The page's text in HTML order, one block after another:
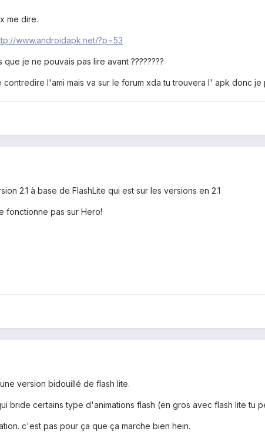
me dire.
www.androidapk.net/?p=53
je ne pouvais pas lire avant ????????
l'ami mais va sur le forum xda tu trouvera l' apk donc je
2.1 à base de FlashLite qui est sur les versions en 2.1
fonctionne pas sur Hero!
version bidouillé de flash lite.
bride certains type d'animations flash (en gros avec flash lite tu
c'est pas pour ça que ça marche bien hein.